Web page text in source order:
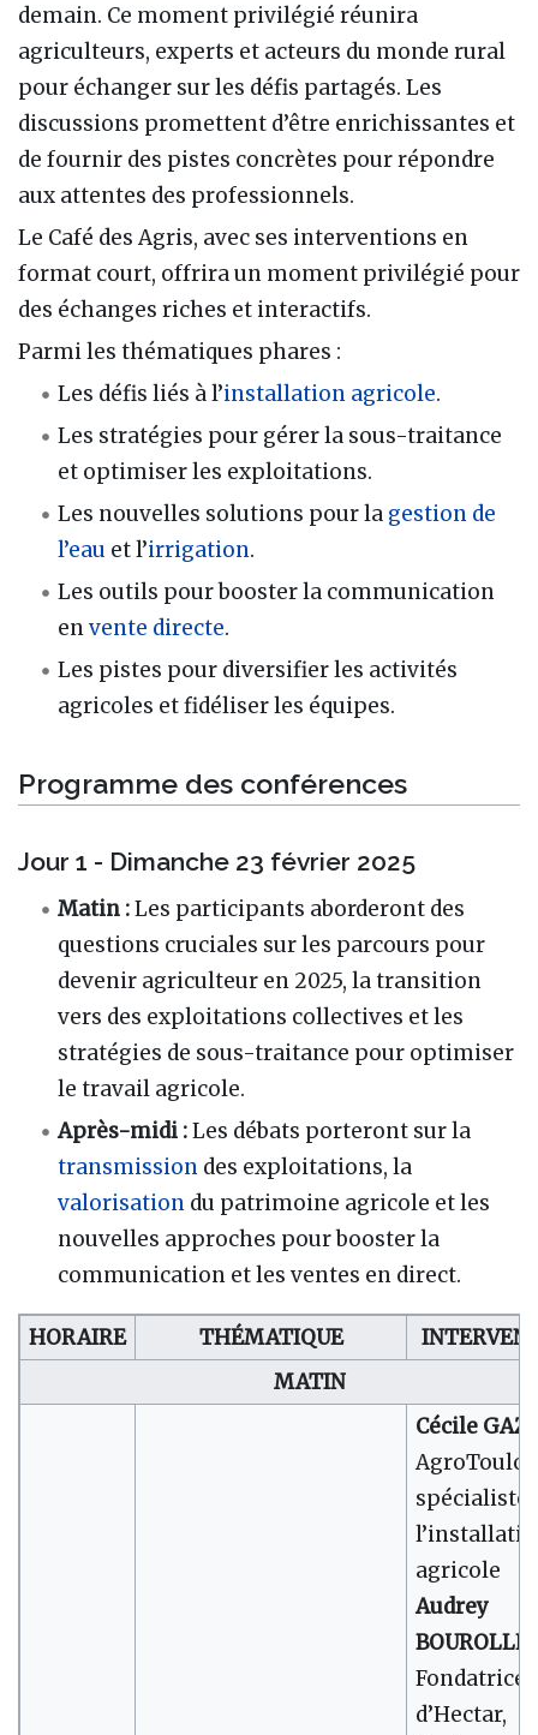
demain. Ce moment privilégié réunira
agriculteurs, experts et acteurs du monde rural
pour échanger sur les défis partagés. Les
discussions promettent d’être enrichissantes et
de fournir des pistes concrètes pour répondre
aux attentes des professionnels.
Le Café des Agris, avec ses interventions en
format court, offrira un moment privilégié pour
des échanges riches et interactifs.
Parmi les thématiques phares :
Les défis liés à l’installation agricole.
Les stratégies pour gérer la sous-traitance
et optimiser les exploitations.
Les nouvelles solutions pour la gestion de
l’eau et l’irrigation.
Les outils pour booster la communication
envente directe.
Les pistes pour diversifier les activités
agricoles et fidéliser les équipes.
Programme des conférences
Jour 1 - Dimanche 23 février 2025
Matin :Les participants aborderont des
questions cruciales sur les parcours pour
devenir agriculteur en 2025, la transition
vers des exploitations collectives et les
stratégies de sous-traitance pour optimiser
le travail agricole.
Après-midi :Les débats porteront sur la
transmission des exploitations, la
valorisation du patrimoine agricole et les
nouvelles approches pour booster la
communication et les ventes en direct.
HORAIRE THÉMATIQUE
MATIN
Cécile
spécialiste
agricole
Audrey
Fondatrice
d’Hectar,